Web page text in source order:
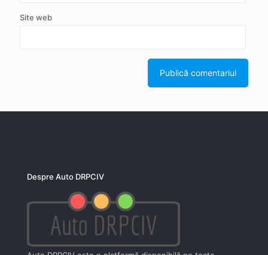
Site web
Despre Auto DRPCIV